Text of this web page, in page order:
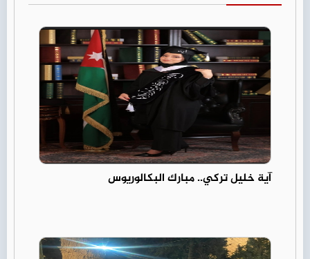
آية خليل تركي.. مبارك البكالوريوس